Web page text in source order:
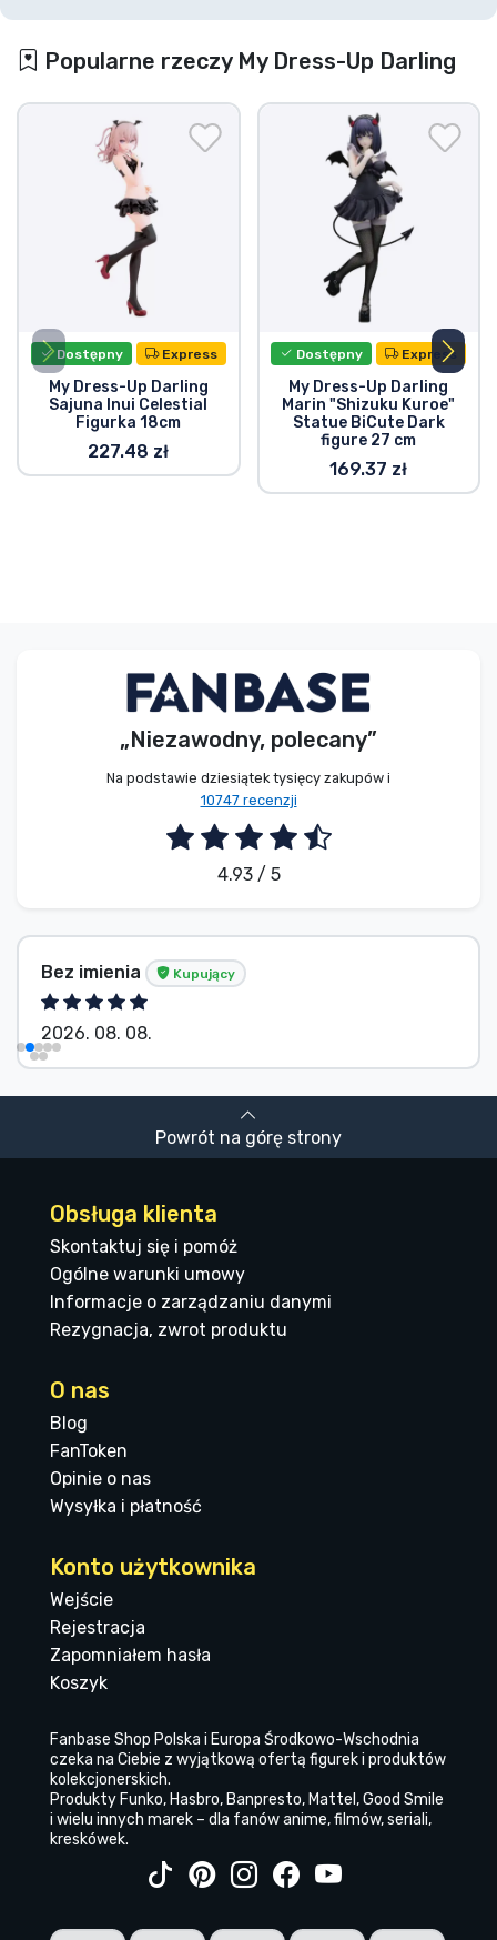
Popularne rzeczy My Dress-Up Darling
Dostępny Express
My Dress-Up Darling
Sajuna Inui Celestial
Figurka 18cm
227.48 zł
Dostępny Express
My Dress-Up Darling
Marin "Shizuku Kuroe"
Statue BiCute Dark
figure 27 cm
169.37 zł
„Niezawodny, polecany”
Na podstawie dziesiątek tysięcy zakupów i
10747 recenzji
4.93 / 5
Bez imienia Kupujący
2026. 08. 08.
Powrót na górę strony
Obsługa klienta
Skontaktuj się i pomóż
Ogólne warunki umowy
Informacje o zarządzaniu danymi
Rezygnacja, zwrot produktu
O nas
Blog
FanToken
Opinie o nas
Wysyłka i płatność
Konto użytkownika
Wejście
Rejestracja
Zapomniałem hasła
Koszyk
Fanbase Shop Polska i Europa Środkowo-Wschodnia
czeka na Ciebie z wyjątkową ofertą figurek i produktów
kolekcjonerskich.
Produkty Funko, Hasbro, Banpresto, Mattel, Good Smile
i wielu innych marek – dla fanów anime, filmów, seriali,
kreskówek.